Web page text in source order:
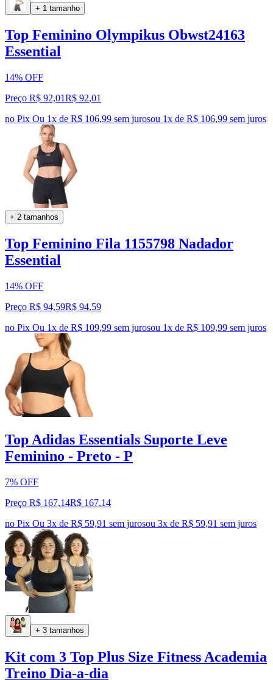
+ 1 tamanho
Top Feminino Olympikus Obwst24163
Essential
14% OFF
Preço R$ 92,01R$ 92,01
no Pix Ou 1x de R$ 106,99 sem jurosou 1x de R$ 106,99 sem juros
+ 2 tamanhos
Top Feminino Fila 1155798 Nadador
Essential
14% OFF
Preço R$ 94,59R$ 94,59
no Pix Ou 1x de R$ 109,99 sem jurosou 1x de R$ 109,99 sem juros
Top Adidas Essentials Suporte Leve
Feminino - Preto - P
7% OFF
Preço R$ 167,14R$ 167,14
no Pix Ou 3x de R$ 59,91 sem jurosou 3x de R$ 59,91 sem juros
+ 3 tamanhos
Kit com 3 Top Plus Size Fitness Academia
Treino Dia-a-dia